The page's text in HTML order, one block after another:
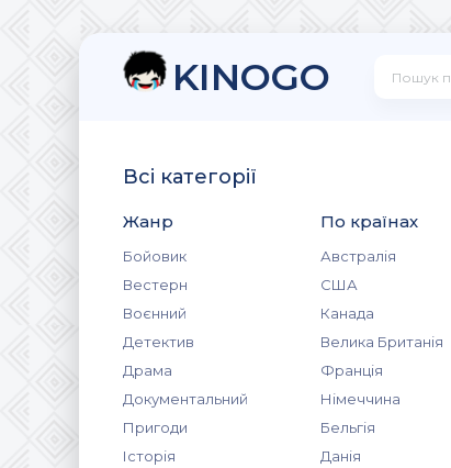
KINOGO
Всі категорії
Жанр
Бойовик
Вестерн
Воєнний
Детектив
Драма
Документальний
Пригоди
Історія
По країнах
Австралія
США
Канада
Велика Британія
Франція
Німеччина
Бельгія
Данія